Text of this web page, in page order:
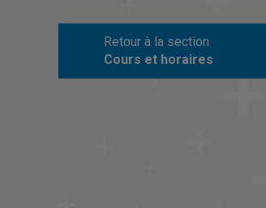
Retour à la section
Cours et horaires